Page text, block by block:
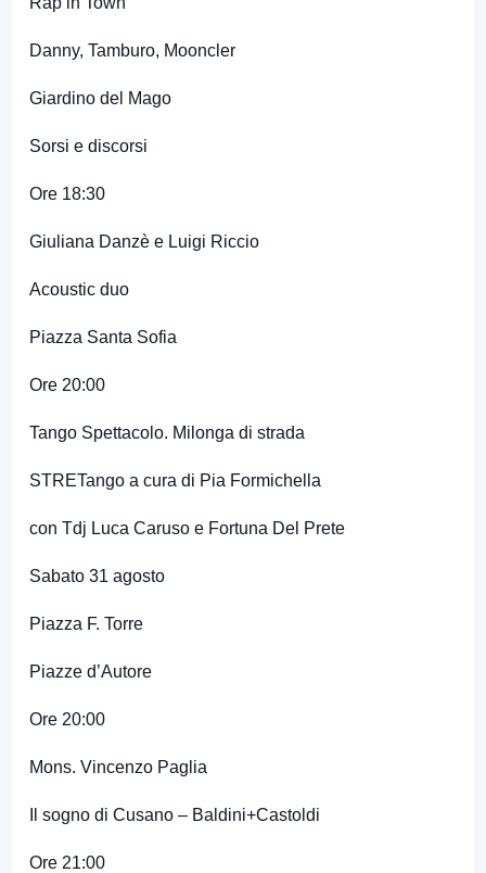
Danny, Tamburo, Mooncler
Giardino del Mago
Sorsi e discorsi
Ore 18:30
Giuliana Danzè e Luigi Riccio
Acoustic duo
Piazza Santa Sofia
Ore 20:00
Tango Spettacolo. Milonga di strada
STRETango a cura di Pia Formichella
con Tdj Luca Caruso e Fortuna Del Prete
Sabato 31 agosto
Piazza F. Torre
Piazze d’Autore
Ore 20:00
Mons. Vincenzo Paglia
Il sogno di Cusano – Baldini+Castoldi
Ore 21:00